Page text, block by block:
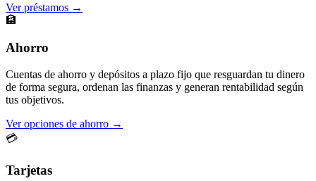
Ver préstamos →
🏦
Ahorro
Cuentas de ahorro y depósitos a plazo fijo que resguardan tu dinero
de forma segura, ordenan las finanzas y generan rentabilidad según
tus objetivos.
Ver opciones de ahorro →
💳
Tarjetas